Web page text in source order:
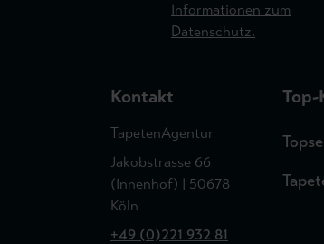
Informationen zum
Datenschutz.
Kontakt
TapetenAgentur
Jakobstrasse 66
(Innenhof) | 50678
Köln
+49 (0)221 932 81
Top-